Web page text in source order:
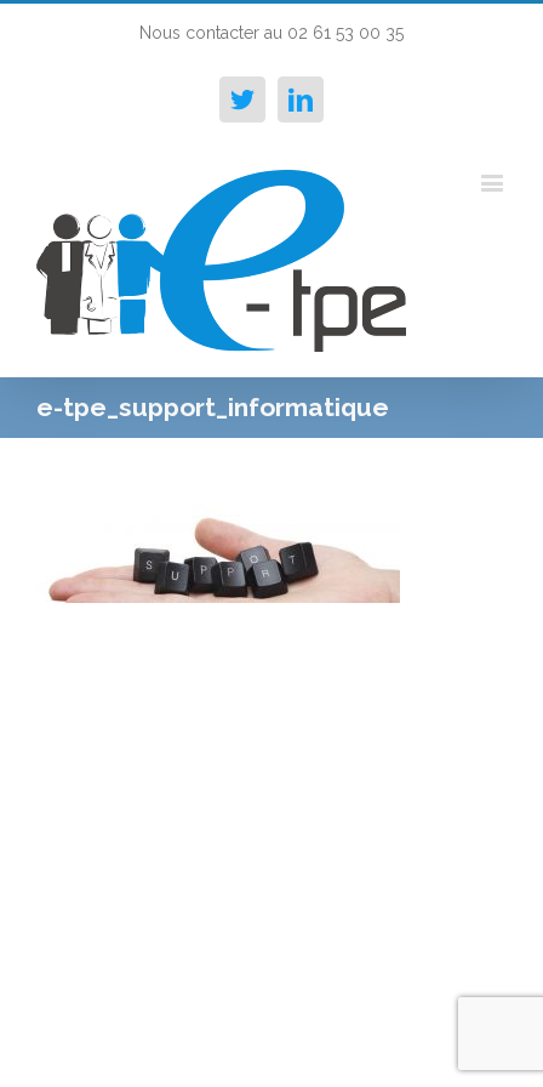
Nous contacter au 02 61 53 00 35
TwitterLinkedin
e-tpe_support_informatique